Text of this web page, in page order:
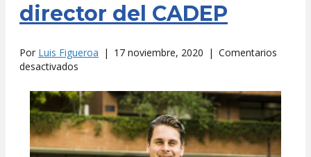
director del CADEP
Por Luis Figueroa | 17 noviembre, 2020 | Comentarios
desactivados
Dirkmaat,
nuevo
director
del
CADEP